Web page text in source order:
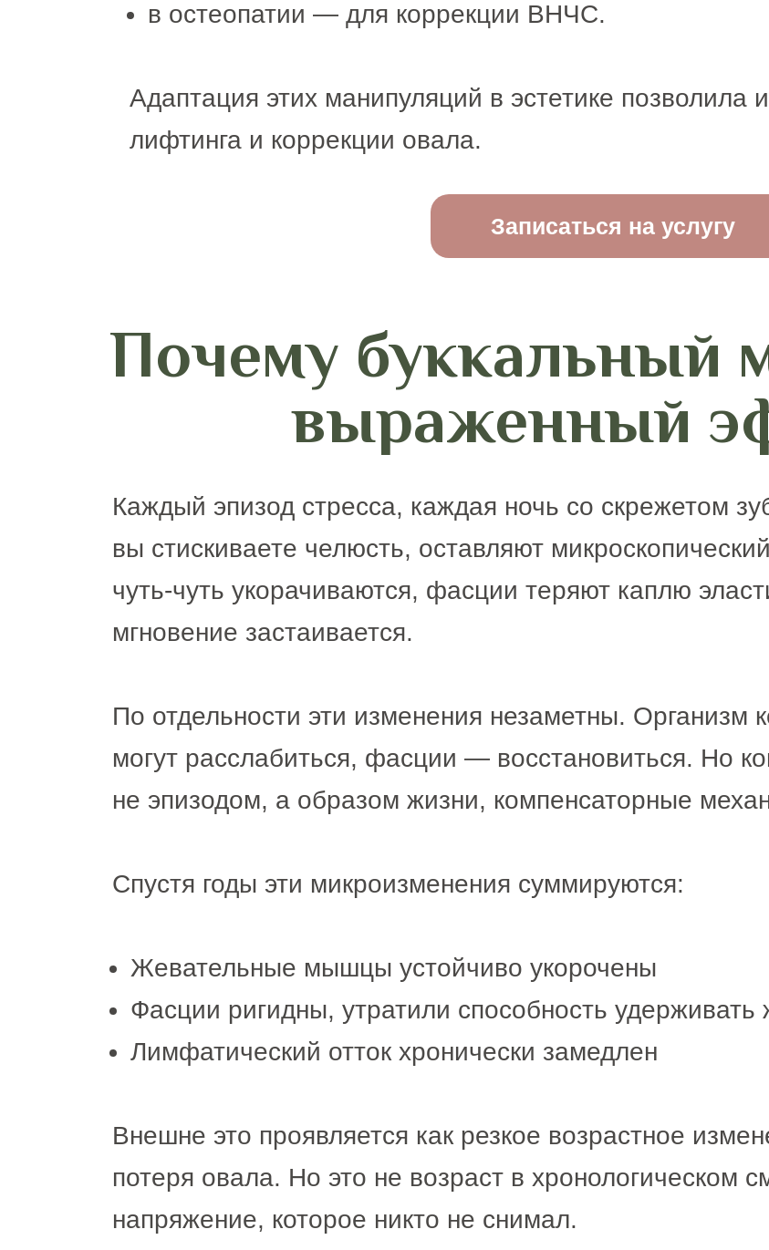
в остеопатии — для коррекции ВНЧС.
Адаптация этих манипуляций в эстетике позволила
лифтинга и коррекции овала.
Записаться на услугу
Почему буккальный
выраженный
Каждый эпизод стресса, каждая ночь со скрежетом
вы стискиваете челюсть, оставляют
чуть-чуть укорачиваются, фасции теряют каплю
мгновение застаивается.
По отдельности эти изменения незаметны.
могут расслабиться, фасции — восстановиться. Но
не эпизодом, а образом жизни, компенсаторные
Спустя годы эти микроизменения суммируются:
Жевательные мышцы устойчиво укорочены
Фасции ригидны, утратили способность
Лимфатический отток хронически замедлен
Внешне это проявляется как резкое возрастное
потеря овала. Но это не возраст в хронологическом
напряжение, которое никто не снимал.